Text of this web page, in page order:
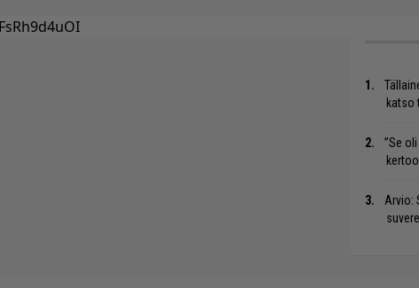
katso
”Se
Arvio: